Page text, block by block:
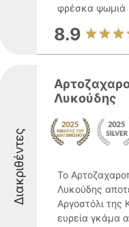
φρέσκα ψωμιά
8.9
Διακριθέντες
Λυκούδης
Το
Λυκούδης
Αργοστόλι της
ευρεία γκάμα